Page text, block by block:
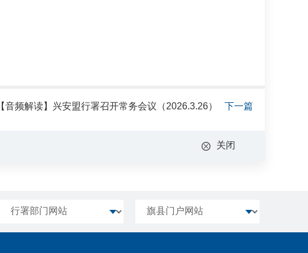
下一篇
【音频解读】兴安盟行署召开常务会议（2026.3.26）
关闭